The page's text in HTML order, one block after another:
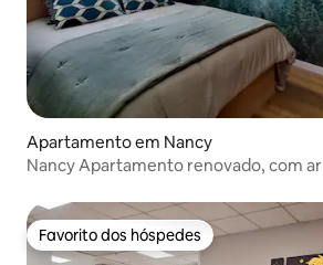
Apartamento em Nancy
Nancy Apartamento renovado, com
Favorito dos hóspedes
Favorito dos hóspedes